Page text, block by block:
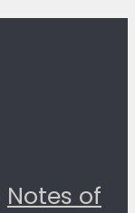
Notes of